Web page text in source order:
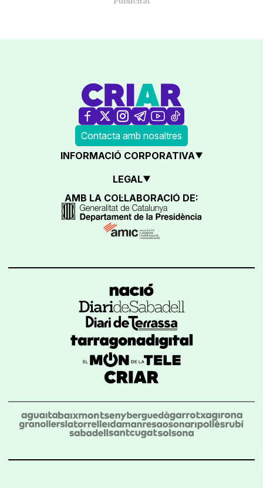
Contacta amb nosaltres
INFORMACIÓ CORPORATIVA
LEGAL
AMB LA COL·LABORACIÓ DE: